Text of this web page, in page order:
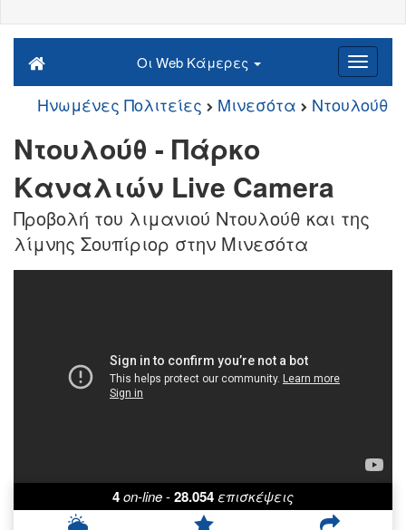
Οι Web Κάμερες
Ηνωμένες Πολιτείες Μινεσότα Ντουλούθ
Ντουλούθ - Πάρκο
Καναλιών Live Camera
Προβολή του λιμανιού Ντουλούθ και της
λίμνης Σουπίριορ στην Μινεσότα
4on-line-28.054επισκέψεις